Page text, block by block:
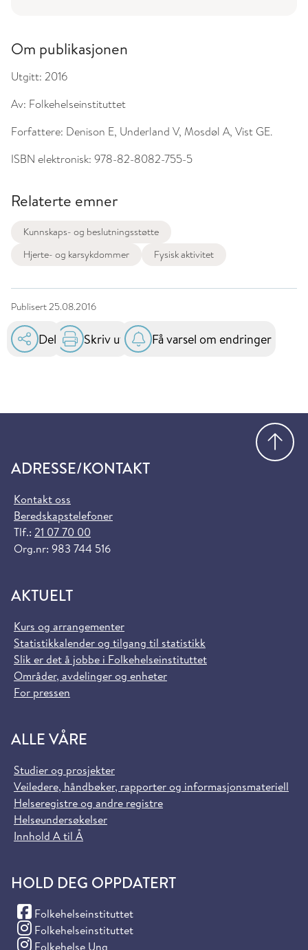
Om publikasjonen
Utgitt: 2016
Av: Folkehelseinstituttet
Forfattere: Denison E, Underland V, Mosdøl A, Vist GE.
ISBN elektronisk: 978-82-8082-755-5
Relaterte emner
Kunnskaps- og beslutningsstøtte
Hjerte- og karsykdommer
Fysisk aktivitet
Publisert25.08.2016
Del Skriv ut Få varsel om endringer
ADRESSE/KONTAKT
Kontakt oss
Beredskapstelefoner
Tlf.: 21 07 70 00
Org.nr: 983 744 516
AKTUELT
Kurs og arrangementer
Statistikkalender og tilgang til statistikk
Slik er det å jobbe i Folkehelseinstituttet
Områder, avdelinger og enheter
For pressen
ALLE VÅRE
Studier og prosjekter
Veiledere, håndbøker, rapporter og informasjonsmateriell
Helseregistre og andre registre
Helseundersøkelser
Innhold A til Å
HOLD DEG OPPDATERT
Folkehelseinstituttet
(Facebook)
Folkehelseinstituttet
(Instagram)
Folkehelse Ung
(Instagram)